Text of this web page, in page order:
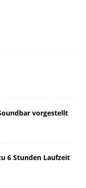
vorgestellt
6 Stunden Laufzeit